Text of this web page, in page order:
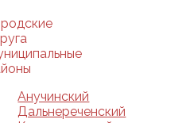
Анучинский
Дальнереченский